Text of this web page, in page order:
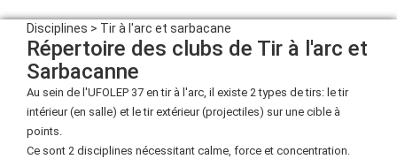
Disciplines > Tir à l'arc et sarbacane
Répertoire des clubs de Tir à l'arc et
Sarbacanne
Au sein de l'UFOLEP 37 en tir à l'arc, il existe 2 types de tirs: le tir
intérieur (en salle) et le tir extérieur (projectiles) sur une cible à
points.
Ce sont 2 disciplines nécessitant calme, force et concentration.